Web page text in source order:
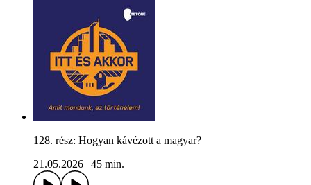
128. rész: Hogyan kávézott a magyar?
21.05.2026
45 min.